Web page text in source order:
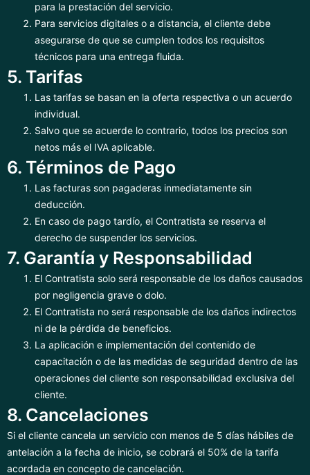
para la prestación del servicio.
Para servicios digitales o a distancia, el cliente debe
asegurarse de que se cumplen todos los requisitos
técnicos para una entrega fluida.
5. Tarifas
Las tarifas se basan en la oferta respectiva o un acuerdo
individual.
Salvo que se acuerde lo contrario, todos los precios son
netos más el IVA aplicable.
6. Términos de Pago
Las facturas son pagaderas inmediatamente sin
deducción.
En caso de pago tardío, el Contratista se reserva el
derecho de suspender los servicios.
7. Garantía y Responsabilidad
El Contratista solo será responsable de los daños causados
por negligencia grave o dolo.
El Contratista no será responsable de los daños indirectos
ni de la pérdida de beneficios.
La aplicación e implementación del contenido de
capacitación o de las medidas de seguridad dentro de las
operaciones del cliente son responsabilidad exclusiva del
cliente.
8. Cancelaciones
Si el cliente cancela un servicio con menos de 5 días hábiles de
antelación a la fecha de inicio, se cobrará el 50% de la tarifa
acordada en concepto de cancelación.